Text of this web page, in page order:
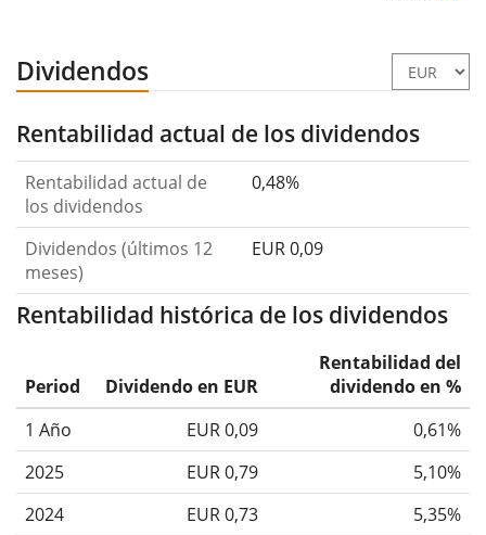
Dividendos
Rentabilidad actual de los dividendos
Rentabilidad actual de
los dividendos
0,48%
Dividendos (últimos 12
meses)
EUR 0,09
Rentabilidad histórica de los dividendos
Period Dividendo en EUR
Rentabilidad del
dividendo en %
1 Año
EUR 0,09
0,61%
2025
EUR 0,79
5,10%
2024
EUR 0,73
5,35%